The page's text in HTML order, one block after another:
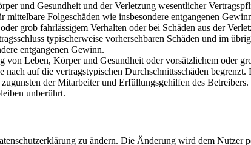
und Gesundheit und der Verletzung wesentlicher
Folgeschäden wie insbesondere entgangenen
grob fahrlässigem Verhalten oder bei Schäden aus der
typischerweise vorhersehbaren Schäden und im
entgangenen Gewinn.
Leben, Körper und Gesundheit oder vorsätzlichem oder
auf die vertragstypischen Durchschnittsschäden
der Mitarbeiter und Erfüllungsgehilfen des Betreibers.
unberührt.
zu ändern. Die Änderung wird dem Nutzer